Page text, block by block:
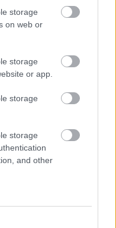
storage
on web or
storage
or app.
storage
storage
and other
frontembere,
énekli a
legendát
a
az album címe.
vázlatát, a